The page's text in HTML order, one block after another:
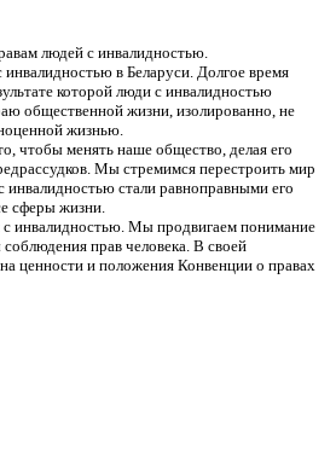
людей с инвалидностью.
в Беларуси. Долгое время
которой люди с инвалидностью
общественной жизни, изолированно, не
жизнью.
чтобы менять наше общество, делая его
Мы стремимся перестроить мир
стали равноправными его
сферы жизни.
инвалидностью. Мы продвигаем понимание
прав человека. В своей
ценности и положения Конвенции о правах